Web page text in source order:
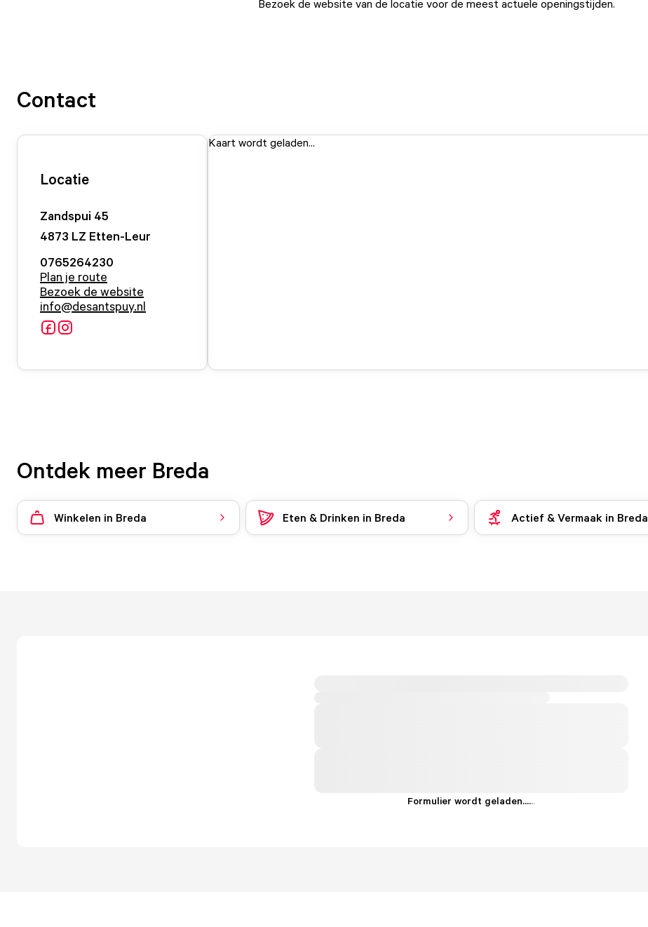
Bezoek de website van de locatie voor de meest actuele openingstijden.
Contact
Locatie
Zandspui 45
4873 LZ Etten-Leur
0765264230
Plan je route
Bezoek de website
info@desantspuy.nl
Kaart wordt geladen...
Ontdek meer Breda
Winkelen in Breda Eten & Drinken in Breda Actief & Vermaak in Breda
Formulier wordt geladen......